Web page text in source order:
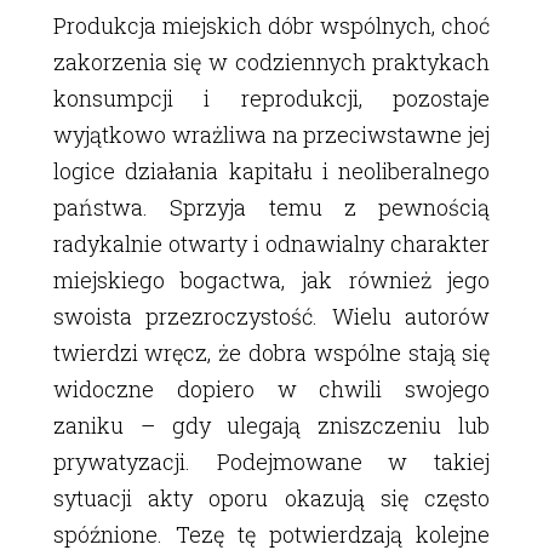
Produkcja miejskich dóbr wspólnych, choć
zakorzenia się w codziennych praktykach
konsumpcji i reprodukcji, pozostaje
wyjątkowo wrażliwa na przeciwstawne jej
logice działania kapitału i neoliberalnego
państwa. Sprzyja temu z pewnością
radykalnie otwarty i odnawialny charakter
miejskiego bogactwa, jak również jego
swoista przezroczystość. Wielu autorów
twierdzi wręcz, że dobra wspólne stają się
widoczne dopiero w chwili swojego
zaniku – gdy ulegają zniszczeniu lub
prywatyzacji. Podejmowane w takiej
sytuacji akty oporu okazują się często
spóźnione. Tezę tę potwierdzają kolejne